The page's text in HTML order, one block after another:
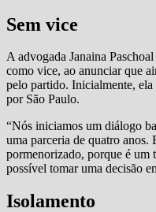
Sem vice
A advogada Janaina
como vice, ao anunciar que
pelo partido. Inicialmente, ela
por São Paulo.
“Nós iniciamos um diálogo
uma parceria de quatro anos.
pormenorizado, porque é um
possível tomar uma decisão
Isolamento